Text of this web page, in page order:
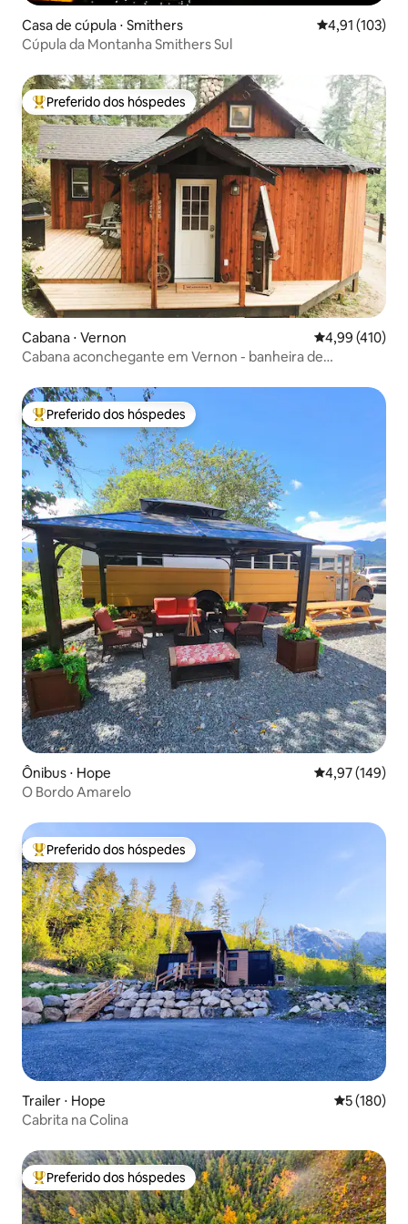
Casa de cúpula ⋅ Smithers 4,91 de uma
4,91 (103)
Cúpula da Montanha Smithers Sul
Entre os melhores preferidos dos hóspedes
Preferido dos hóspedes
Cabana ⋅ Vernon 4,99 de uma
4,99 (410)
Cabana aconchegante em Vernon - banheira de
Entre os melhores preferidos dos hóspedes
Preferido dos hóspedes
Ônibus ⋅ Hope 4,97 de uma
4,97 (149)
O Bordo Amarelo
Entre os melhores preferidos dos hóspedes
Preferido dos hóspedes
Trailer ⋅ Hope 5 de uma
5 (180)
Cabrita na Colina
Entre os melhores preferidos dos hóspedes
Preferido dos hóspedes